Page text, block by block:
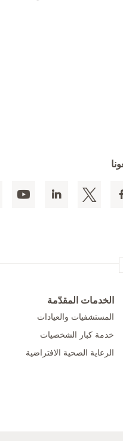
الخدمات المقدّمة
المستشفيات والعيادات
خدمة كبار الشخصيات
الرعاية الصحية الافتراضية